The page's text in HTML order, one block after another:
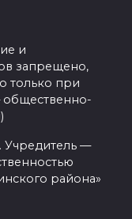
и
запрещено,
только при
общественно-
Учредитель —
района»